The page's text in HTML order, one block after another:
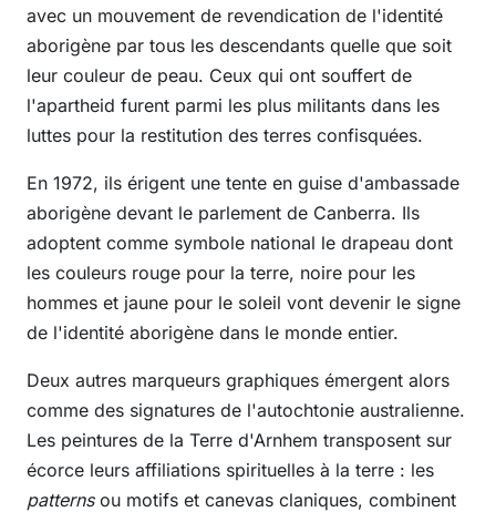
avec un mouvement de revendication de l'identité
aborigène par tous les descendants quelle que soit
leur couleur de peau. Ceux qui ont souffert de
l'apartheid furent parmi les plus militants dans les
luttes pour la restitution des terres confisquées.
En 1972, ils érigent une tente en guise d'ambassade
aborigène devant le parlement de Canberra. Ils
adoptent comme symbole national le drapeau dont
les couleurs rouge pour la terre, noire pour les
hommes et jaune pour le soleil vont devenir le signe
de l'identité aborigène dans le monde entier.
Deux autres marqueurs graphiques émergent alors
comme des signatures de l'autochtonie australienne.
Les peintures de la Terre d'Arnhem transposent sur
écorce leurs affiliations spirituelles à la terre : les
patternsou motifs et canevas claniques, combinent